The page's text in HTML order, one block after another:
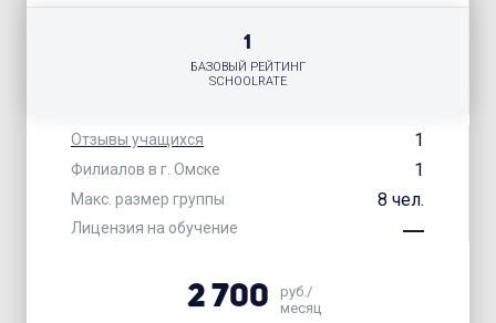
Отзывы учащихся 1
Филиалов в г. Омске 1
Макс. размер группы 8 чел.
Лицензия на обучение
1
БАЗОВЫЙ РЕЙТИНГ
SCHOOLRATE
2 700
руб./
месяц